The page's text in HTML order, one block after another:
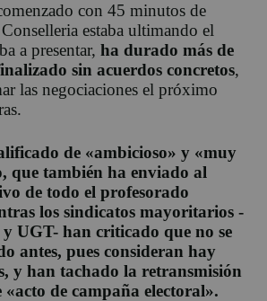
con 45 minutos de
estaba ultimando el
a presentar, ha durado más de
sin acuerdos concretos,
las negociaciones el próximo
de «ambicioso» y «muy
que también ha enviado al
de todo el profesorado
los sindicatos mayoritarios -
UGT- han criticado que no se
antes, pues consideran hay
y han tachado la retransmisión
de campaña electoral».